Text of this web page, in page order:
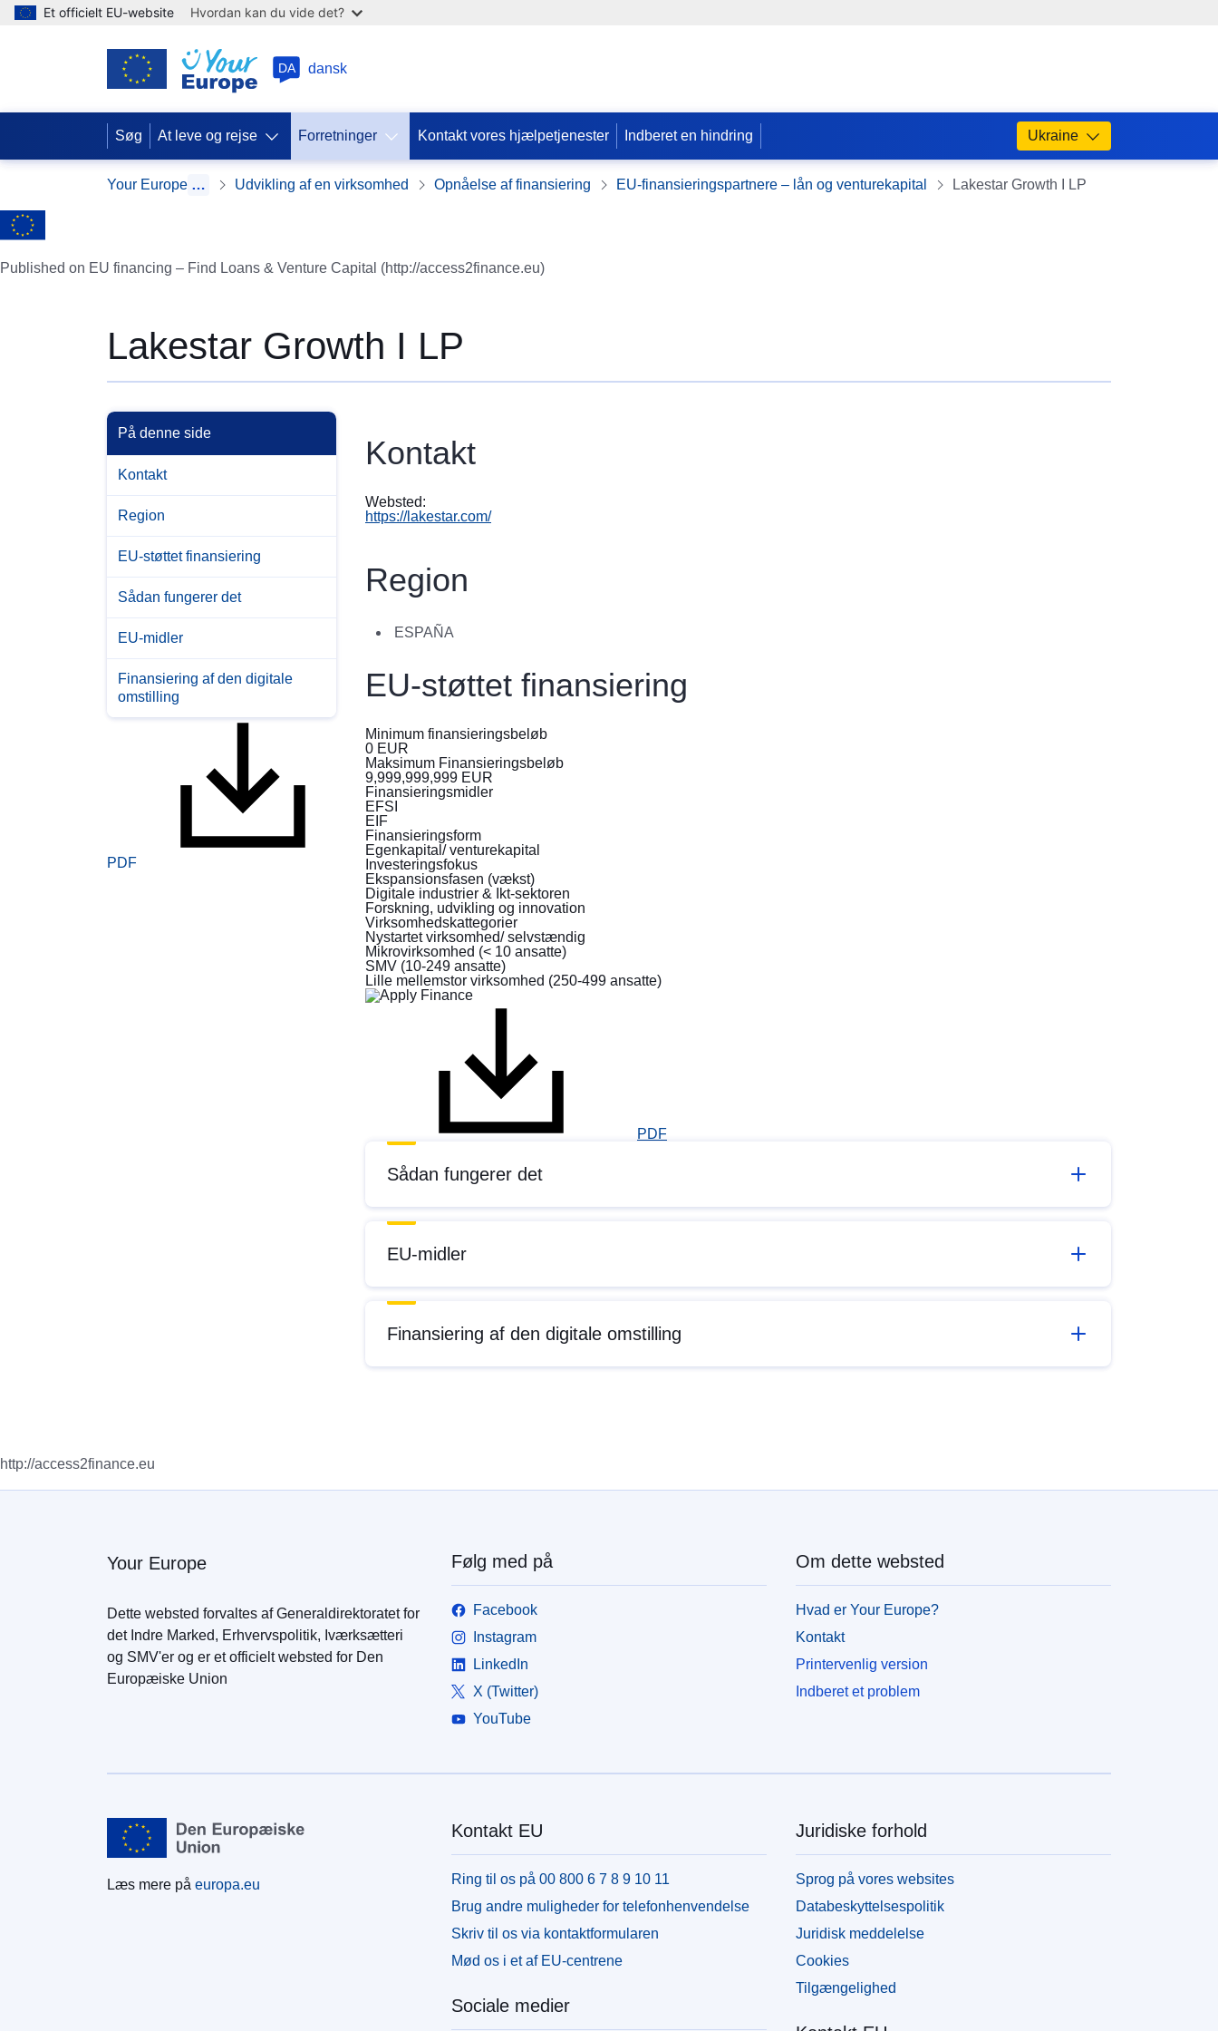
Et officielt EU-website Hvordan kan du vide det?
DA dansk
Søg At leve og rejse Forretninger Kontakt vores hjælpetjenester Indberet en hindring Ukraine
Your Europe … Udvikling af en virksomhed Opnåelse af finansiering EU-finansieringspartnere – lån og venturekapital Lakestar Growth I LP
Published on EU financing – Find Loans & Venture Capital (http://access2finance.eu)
Lakestar Growth I LP
På denne side
Kontakt
Region
EU-støttet finansiering
Sådan fungerer det
EU-midler
Finansiering af den digitale
omstilling
PDF
Kontakt
Websted:
https://lakestar.com/
Region
ESPAÑA
EU-støttet finansiering
Minimum finansieringsbeløb
0 EUR
Maksimum Finansieringsbeløb
9,999,999,999 EUR
Finansieringsmidler
EFSI
EIF
Finansieringsform
Egenkapital/ venturekapital
Investeringsfokus
Ekspansionsfasen (vækst)
Digitale industrier & Ikt-sektoren
Forskning, udvikling og innovation
Virksomhedskattegorier
Nystartet virksomhed/ selvstændig
Mikrovirksomhed (< 10 ansatte)
SMV (10-249 ansatte)
Lille mellemstor virksomhed (250-499 ansatte)
PDF
Sådan fungerer det
EU-midler
Finansiering af den digitale omstilling
http://access2finance.eu
Your Europe
Dette websted forvaltes af Generaldirektoratet for
det Indre Marked, Erhvervspolitik, Iværksætteri
og SMV'er og er et officielt websted for Den
Europæiske Union
Følg med på
Facebook
Instagram
LinkedIn
X (Twitter)
YouTube
Om dette websted
Hvad er Your Europe?
Kontakt
Printervenlig version
Indberet et problem
Læs mere på europa.eu
Kontakt EU
Ring til os på 00 800 6 7 8 9 10 11
Brug andre muligheder for telefonhenvendelse
Skriv til os via kontaktformularen
Mød os i et af EU-centrene
Sociale medier
Juridiske forhold
Sprog på vores websites
Databeskyttelsespolitik
Juridisk meddelelse
Cookies
Tilgængelighed